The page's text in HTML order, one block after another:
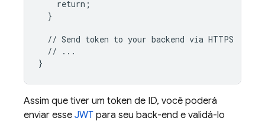
    return;
  }
  // Send token to your backend via HTTPS
  // ...
Assim que tiver um token de ID, você poderá
enviar esse JWT para seu back-end e validá-lo